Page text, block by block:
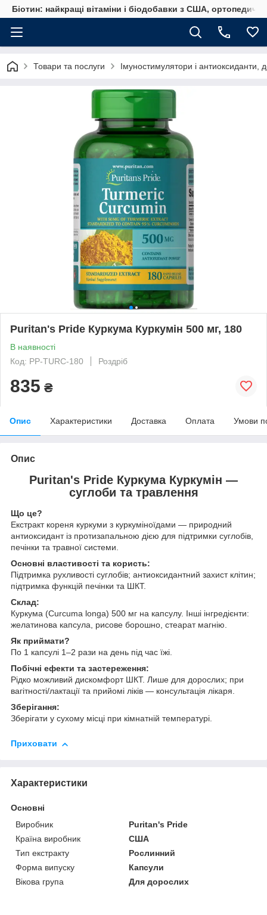
Біотин: найкращі вітаміни і біодобавки з США,
Товари та послуги Імуностимулятори і антиоксиданти,
Puritan's Pride Куркума Куркумін 500 мг, 180
В наявності
Код: PP-TURC-180
Роздріб
835 ₴
Опис Характеристики Доставка Оплата Умови
Опис
Puritan's Pride Куркума Куркумін —
суглоби та травлення
Що це?
Екстракт кореня куркуми з куркуміноїдами — природний
антиоксидант із протизапальною дією для підтримки суглобів,
печінки та травної системи.
Основні властивості та користь:
Підтримка рухливості суглобів; антиоксидантний захист клітин;
підтримка функцій печінки та ШКТ.
Склад:
Куркума (Curcuma longa) 500 мг на капсулу. Інші інгредієнти:
желатинова капсула, рисове борошно, стеарат магнію.
Як приймати?
По 1 капсулі 1–2 рази на день під час їжі.
Побічні ефекти та застереження:
Рідко можливий дискомфорт ШКТ. Лише для дорослих; при
вагітності/лактації та прийомі ліків — консультація лікаря.
Зберігання:
Зберігати у сухому місці при кімнатній температурі.
Приховати
Характеристики
Основні
Виробник
Puritan's Pride
Країна виробник
США
Тип екстракту
Рослинний
Форма випуску
Капсули
Вікова група
Для дорослих